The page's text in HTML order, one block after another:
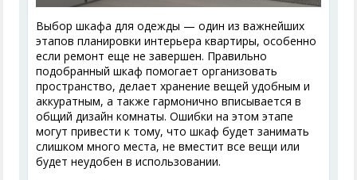
Выбор шкафа для одежды — один из важнейших
этапов планировки интерьера квартиры, особенно
если ремонт еще не завершен. Правильно
подобранный шкаф помогает организовать
пространство, делает хранение вещей удобным и
аккуратным, а также гармонично вписывается в
общий дизайн комнаты. Ошибки на этом этапе
могут привести к тому, что шкаф будет занимать
слишком много места, не вместит все вещи или
будет неудобен в использовании.